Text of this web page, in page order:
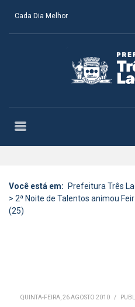
Cada Dia Melhor
Você está em: Prefeitura Três
> 2ª Noite de Talentos animou
(25)
QUINTA-FEIRA, 26 AGOSTO 2010 /